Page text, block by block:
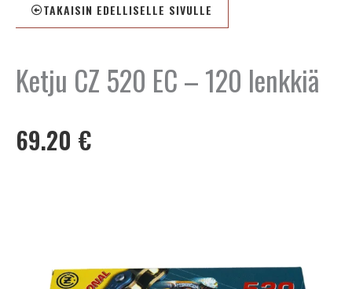
TAKAISIN EDELLISELLE SIVULLE
Ketju CZ 520 EC – 120 lenkkiä
69.20 €